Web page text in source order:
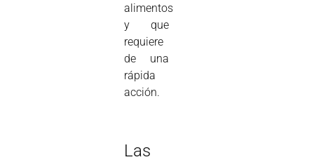
alimentos
y que
requiere
de una
rápida
acción.
Las